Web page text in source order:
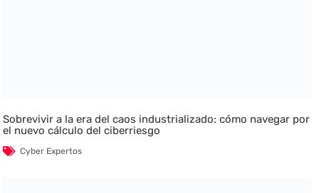
Sobrevivir a la era del caos industrializado: cómo navegar por
el nuevo cálculo del ciberriesgo
Cyber Expertos